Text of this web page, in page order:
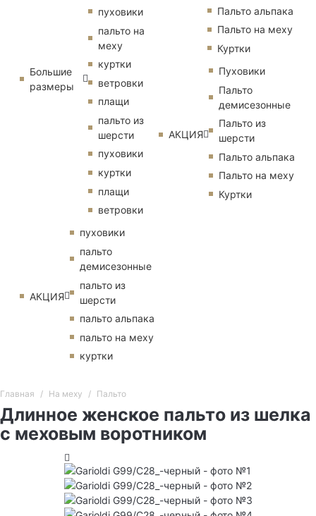
Большие
размеры
пуховики
пальто на
меху
куртки
ветровки
плащи
пальто из
шерсти
пуховики
куртки
плащи
ветровки
АКЦИЯ
пуховики
пальто
демисезонные
пальто из
шерсти
пальто альпака
пальто на меху
куртки
Пальто альпака
Пальто на меху
Куртки
АКЦИЯ
Пуховики
Пальто
демисезонные
Пальто из
шерсти
Пальто альпака
Пальто на меху
Куртки
Главная На меху Пальто
Длинное женское пальто из шелка
с меховым воротником